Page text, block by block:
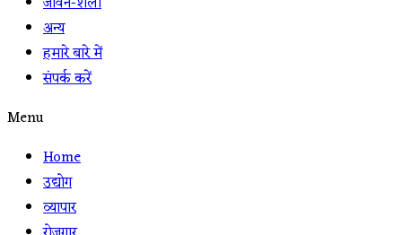
अन्य
हमारे बारे में
संपर्क करें
Menu
Home
उद्योग
व्यापार